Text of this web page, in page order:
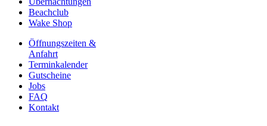
Beachclub
Wake Shop
Öffnungszeiten &
Anfahrt
Terminkalender
Gutscheine
Jobs
FAQ
Kontakt